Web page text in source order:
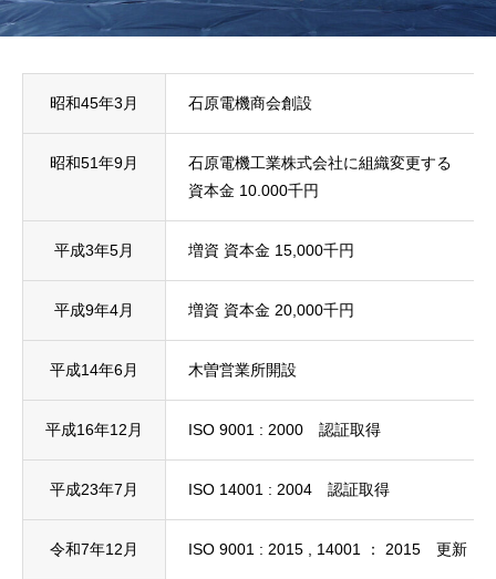
昭和45年3月 石原電機商会創設
昭和51年9月
石原電機工業株式会社に組織変更する
資本金 10.000千円
平成3年5月 増資 資本金 15,000千円
平成9年4月 増資 資本金 20,000千円
平成14年6月 木曽営業所開設
平成16年12月 ISO 9001 : 2000 認証取得
平成23年7月 ISO 14001 : 2004 認証取得
令和7年12月 ISO 9001 : 2015 , 14001 ： 2015 更新